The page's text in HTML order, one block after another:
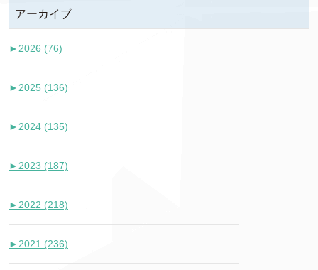
アーカイブ
► 2026 (76)
► 2025 (136)
► 2024 (135)
► 2023 (187)
► 2022 (218)
► 2021 (236)